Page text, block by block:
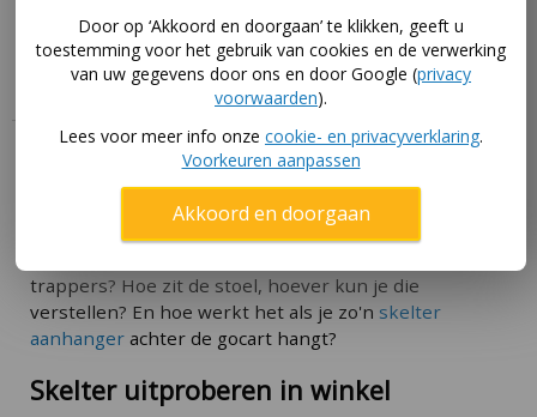
Download hier de handleidingen voor dit product via
deze pagina.
Deze skelter uitproberen?
Je koopt makkelijker de juiste skelter als je hem eerst
even kunt testen. Bijvoorbeeld doordat je zoon of
trappers? Hoe zit de stoel, hoever kun je die
verstellen? En hoe werkt het als je zo'n skelter
aanhanger achter de gocart hangt?
Skelter uitproberen in winkel
Door op ‘Akkoord en doorgaan’ te klikken, geeft u
toestemming voor het gebruik van cookies en de verwerking
van uw gegevens door ons en door Google (privacy
voorwaarden).
Lees voor meer info onze cookie- en privacyverklaring.
Voorkeuren aanpassen
Akkoord en doorgaan